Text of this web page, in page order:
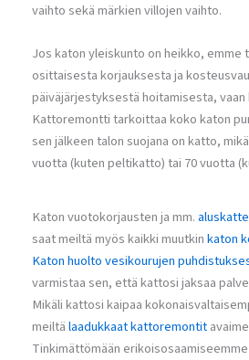
vaihto sekä märkien villojen vaihto.
Jos katon yleiskunto on heikko, emme
osittaisesta korjauksesta ja
päiväjärjestyksestä hoitamisesta,
Kattoremontti tarkoittaa koko katon
sen jälkeen talon suojana on katto,
vuotta (kuten peltikatto) tai 70 vuotta
Katon vuotokorjausten ja mm.
saat meiltä myös kaikki muutkinkaton
Katon huoltovesikourujen
varmistaa sen, että kattosi jaksaa
Mikäli kattosi kaipaa
meiltälaadukkaat kattoremontit
Tinkimättömään